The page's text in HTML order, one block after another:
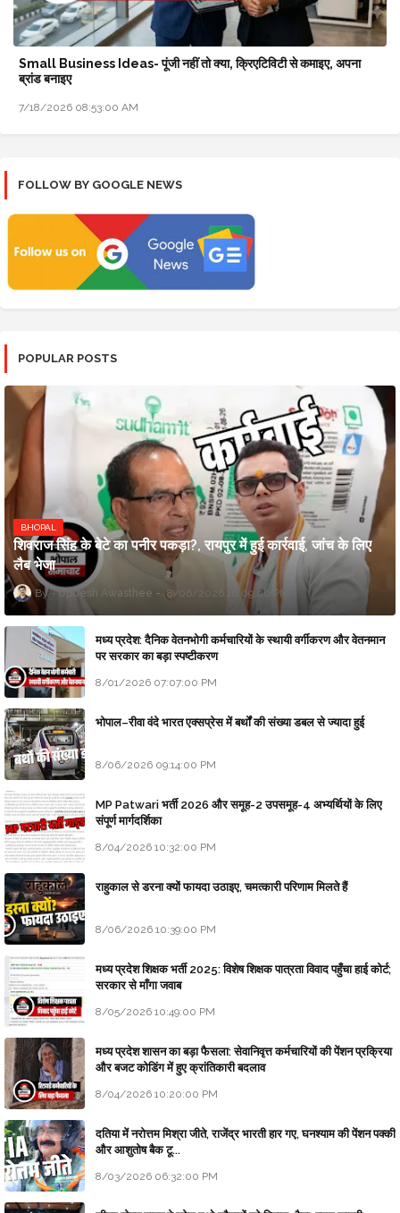
Small Business Ideas- पूंजी नहीं तो क्या, क्रिएटिविटी से कमाइए, अपना
ब्रांड बनाइए
7/18/2026 08:53:00 AM
FOLLOW BY GOOGLE NEWS
POPULAR POSTS
BHOPAL
शिवराज सिंह के बेटे का पनीर पकड़ा?, रायपुर में हुई कार्रवाई, जांच के लिए
लैब भेजा
Updesh Awasthee 8/06/2026 10:09:00 PM
मध्य प्रदेश: दैनिक वेतनभोगी कर्मचारियों के स्थायी वर्गीकरण और वेतनमान
पर सरकार का बड़ा स्पष्टीकरण
8/01/2026 07:07:00 PM
भोपाल–रीवा वंदे भारत एक्सप्रेस में बर्थों की संख्या डबल से ज्यादा हुई
8/06/2026 09:14:00 PM
MP Patwari भर्ती 2026 और समूह-2 उपसमूह-4 अभ्यर्थियों के लिए
संपूर्ण मार्गदर्शिका
8/04/2026 10:32:00 PM
राहुकाल से डरना क्यों फायदा उठाइए, चमत्कारी परिणाम मिलते हैं
8/06/2026 10:39:00 PM
मध्य प्रदेश शिक्षक भर्ती 2025: विशेष शिक्षक पात्रता विवाद पहुँचा हाई कोर्ट;
सरकार से माँगा जवाब
8/05/2026 10:49:00 PM
मध्य प्रदेश शासन का बड़ा फैसला: सेवानिवृत्त कर्मचारियों की पेंशन प्रक्रिया
और बजट कोडिंग में हुए क्रांतिकारी बदलाव
8/04/2026 10:20:00 PM
दतिया में नरोत्तम मिश्रा जीते, राजेंद्र भारती हार गए, घनश्याम की पेंशन पक्की
और आशुतोष बैक टू...
8/03/2026 06:32:00 PM